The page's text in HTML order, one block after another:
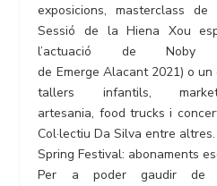
exposicions, masterclass
Sessió de la Hiena Xou
l’actuació de Noby
de Emerge Alacant 2021) o
tallers infantils,
artesania, food trucks i
Col·lectiu Da Silva entre altres.
Spring Festival: abonaments
Per a poder gaudir de